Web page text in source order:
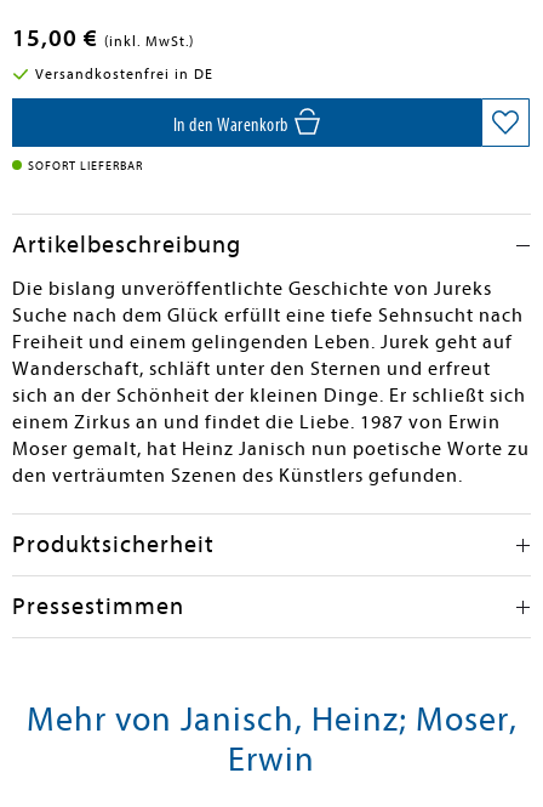
15,00 € (inkl. MwSt.)
Versandkostenfrei in DE
In den Warenkorb
SOFORT LIEFERBAR
Artikelbeschreibung
Die bislang unveröffentlichte Geschichte von Jureks
Suche nach dem Glück erfüllt eine tiefe Sehnsucht nach
Freiheit und einem gelingenden Leben. Jurek geht auf
Wanderschaft, schläft unter den Sternen und erfreut
sich an der Schönheit der kleinen Dinge. Er schließt sich
einem Zirkus an und findet die Liebe. 1987 von Erwin
Moser gemalt, hat Heinz Janisch nun poetische Worte zu
den verträumten Szenen des Künstlers gefunden.
Produktsicherheit
Pressestimmen
Mehr von Janisch, Heinz; Moser,
Erwin